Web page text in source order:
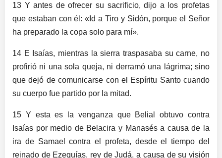
13 Y antes de ofrecer su sacrificio, dijo a los profetas
que estaban con él: «Id a Tiro y Sidón, porque el Señor
ha preparado la copa solo para mí».
14 E Isaías, mientras la sierra traspasaba su carne, no
profirió ni una sola queja, ni derramó una lágrima; sino
que dejó de comunicarse con el Espíritu Santo cuando
su cuerpo fue partido por la mitad.
15 Y esta es la venganza que Belial obtuvo contra
Isaías por medio de Belacira y Manasés a causa de la
ira de Samael contra el profeta, desde el tiempo del
reinado de Ezequías, rey de Judá, a causa de su visión